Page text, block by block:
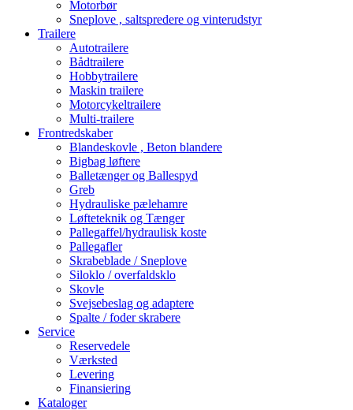
Motorbør
Sneplove , saltspredere og vinterudstyr
Trailere
Autotrailere
Bådtrailere
Hobbytrailere
Maskin trailere
Motorcykeltrailere
Multi-trailere
Frontredskaber
Blandeskovle , Beton blandere
Bigbag løftere
Balletænger og Ballespyd
Greb
Hydrauliske pælehamre
Løfteteknik og Tænger
Pallegaffel/hydraulisk koste
Pallegafler
Skrabeblade / Sneplove
Siloklo / overfaldsklo
Skovle
Svejsebeslag og adaptere
Spalte / foder skrabere
Service
Reservedele
Værksted
Levering
Finansiering
Kataloger